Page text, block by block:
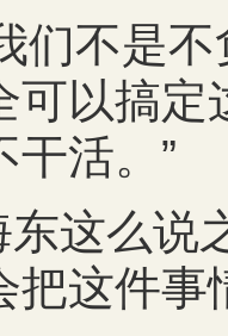
们不是
可以搞定
干活。”
东这么说
把这件事